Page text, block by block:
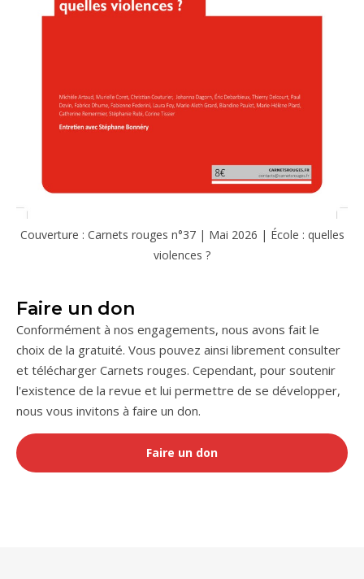
Couverture : Carnets rouges n°37 | Mai 2026 | École : quelles
violences ?
Faire un don
Conformément à nos engagements, nous avons fait le
choix de la gratuité. Vous pouvez ainsi librement consulter
et télécharger Carnets rouges. Cependant, pour soutenir
l'existence de la revue et lui permettre de se développer,
nous vous invitons à faire un don.
Faire un don